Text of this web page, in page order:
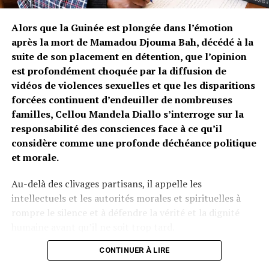
Raccordement au backbone national
Le coût total peut atteindre25 000 à 45 000 USD, avec
un minimum d’environ18 millions GNF par mois
la bande passante.
Un niveau inaccessible pour la majorité des jeunes
opérateurs actuels.
Des modèles qui fonctionnent
ailleurs
D’autres pays africains ont trouvé des solutions
Kenya :
intégration des revendeurs informels
Alors que la Guinée est plongée dans l’émotion
après la mort de Mamadou Djouma Bah, décédé à la
suite de son placement en détention, que l’opinion
est profondément choquée par la diffusion de
vidéos de violences sexuelles et que les disparitions
forcées continuent d’endeuiller de nombreuses
familles, Cellou Mandela Diallo s’interroge sur la
responsabilité des consciences face à ce qu’il
considère comme une profonde déchéance politique
et morale.
Au-delà des clivages partisans, il appelle les
intellectuels et les autorités morales et spirituelles à
rompre le silence et à défendre la vérité et la dignité
Qui sifflera la fin de la récréation ?
CONTINUER À LIRE